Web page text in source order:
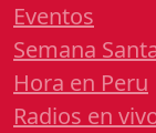
Eventos
Semana
Hora en Peru
Radios en